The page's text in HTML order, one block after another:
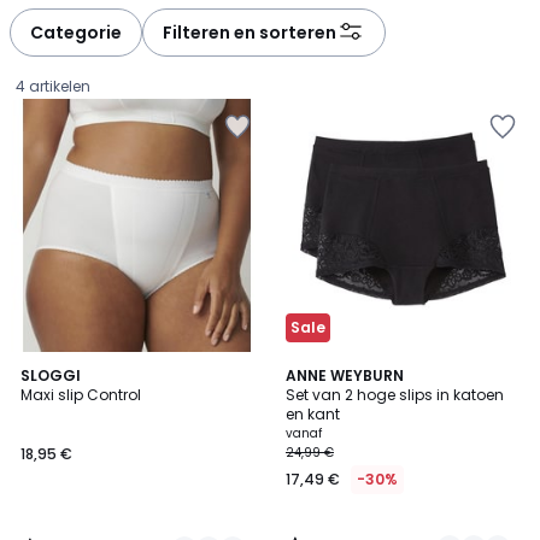
Categorie Filteren en sorteren
4 artikelen
SLOGGI
Maxi slip Control
€.
18,95 €
4,6
/ 5
2
Kleuren
Sale
ANNE WEYBURN
Set van 2 hoge slips in katoen
en kant
vanaf
24,99 €
17,49 € -30%
4,5
/ 5
2
Kleuren